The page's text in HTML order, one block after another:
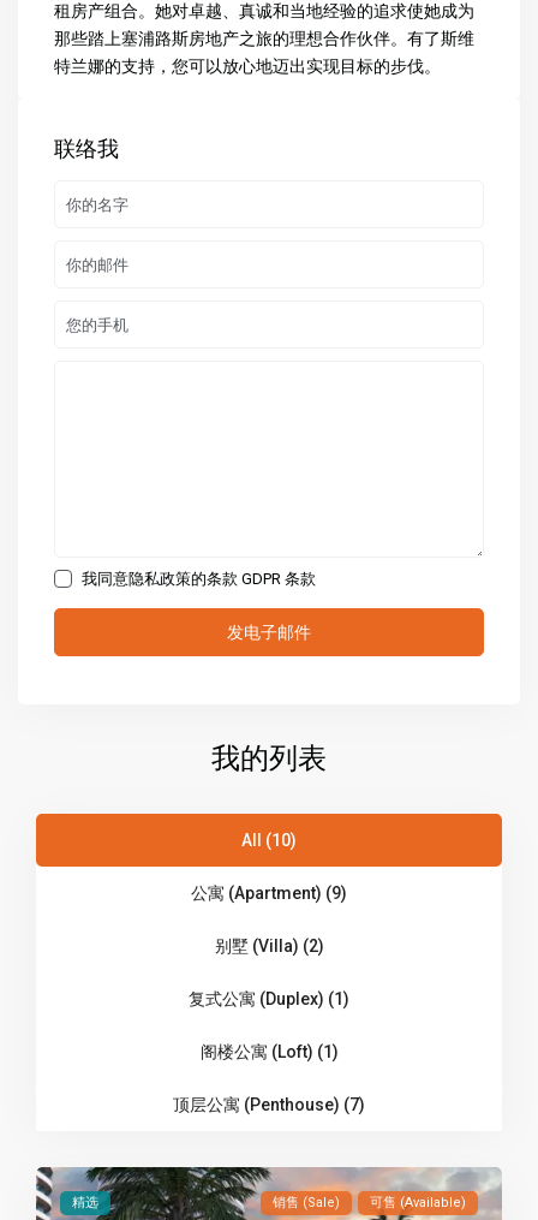
租房产组合。她对卓越、真诚和当地经验的追求使她成为
那些踏上塞浦路斯房地产之旅的理想合作伙伴。有了斯维
特兰娜的支持，您可以放心地迈出实现目标的步伐。
联络我
我同意隐私政策的条款GDPR 条款
我的列表
All (10)
公寓 (Apartment) (9)
别墅 (Villa) (2)
复式公寓 (Duplex) (1)
阁楼公寓 (Loft) (1)
顶层公寓 (Penthouse) (7)
精选 销售 (Sale) 可售 (Available)